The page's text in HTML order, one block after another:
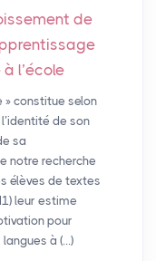
de
l’école
» constitue selon
de son
sa
notre recherche
élèves de textes
leur estime
pour
à (…)